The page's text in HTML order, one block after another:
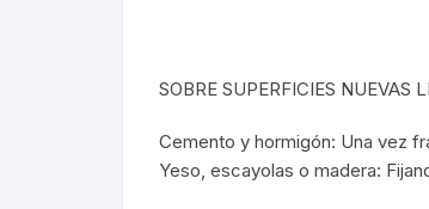
SOBRE SUPERFICIES NUEVAS
Cemento y hormigón: Una vez
Yeso, escayolas o madera: